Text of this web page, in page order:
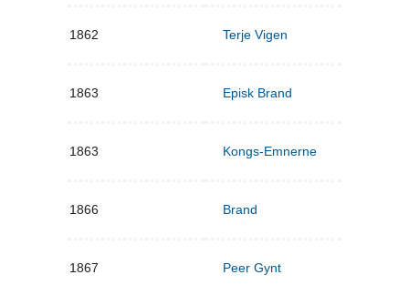
1862 Terje Vigen
1863 Episk Brand
1863 Kongs-Emnerne
1866 Brand
1867 Peer Gynt